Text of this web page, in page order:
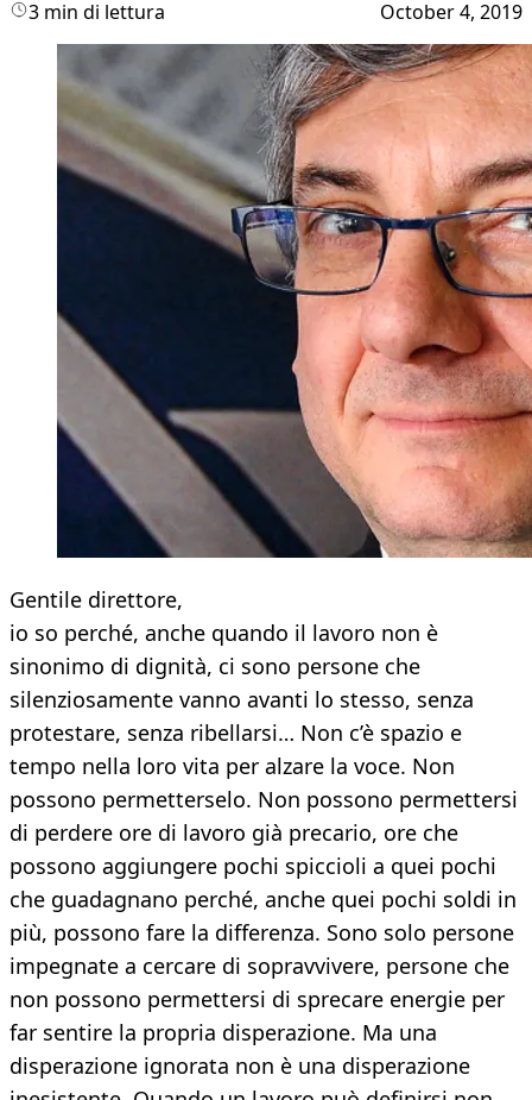
3 min di lettura October 4, 2019
Gentile direttore,
io so perché, anche quando il lavoro non è
sinonimo di dignità, ci sono persone che
silenziosamente vanno avanti lo stesso, senza
protestare, senza ribellarsi… Non c’è spazio e
tempo nella loro vita per alzare la voce. Non
possono permetterselo. Non possono permettersi
di perdere ore di lavoro già precario, ore che
possono aggiungere pochi spiccioli a quei pochi
che guadagnano perché, anche quei pochi soldi in
più, possono fare la differenza. Sono solo persone
impegnate a cercare di sopravvivere, persone che
non possono permettersi di sprecare energie per
far sentire la propria disperazione. Ma una
disperazione ignorata non è una disperazione